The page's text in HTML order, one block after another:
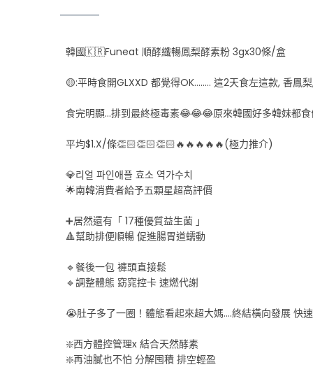
韓國🇰🇷Funeat 順酵纖暢鳳梨酵素粉 3gx30條/盒
🟡:平時食開GLXXD 都覺得OK........ 這2天食左這款, 香鳳
食完明顯...排到最終極毒素😂😂😂原來韓國好多韓妹都食
平均$1.X/條👏🏻👏🏻👏🏻🔥🔥🔥🔥🔥(極力推介)
💎리얼 파인애플 효소 역가수치
🌟南韓消費者給予五顆星超高評價
➕居然還有「 17種優質益生菌 」
🔺幫助排便順暢 促進腸胃道蠕動
🔹餐後一包 褲頭直接鬆
🔹調整體態 窈窕控卡 速燃代謝
😭肚子多了一圈！體態看起來超大媽….終結橫向發展 快
❇️西方體控管理x 結合天然酵素
❇️再油膩也不怕 分解囤積 排空輕盈